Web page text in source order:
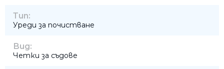
Тип:
Уреди за почистване
Вид:
Четки за съдове